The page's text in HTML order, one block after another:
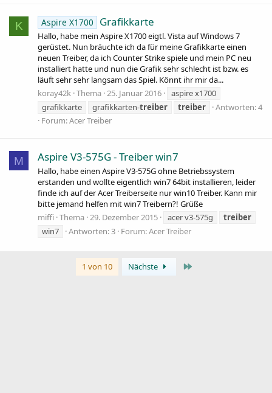
K Aspire X1700 Grafikkarte
Hallo, habe mein Aspire X1700 eigtl. Vista auf Windows 7
gerüstet. Nun bräuchte ich da für meine Grafikkarte einen
neuen Treiber, da ich Counter Strike spiele und mein PC neu
installiert hatte und nun die Grafik sehr schlecht ist bzw. es
läuft sehr sehr langsam das Spiel. Könnt ihr mir da...
koray42k Thema 25. Januar 2016
aspire x1700
grafikkarte
grafikkarten-treiber treiber
Antworten: 4
Forum:Acer Treiber
M Aspire V3-575G - Treiber win7
Hallo, habe einen Aspire V3-575G ohne Betriebssystem
erstanden und wollte eigentlich win7 64bit installieren, leider
finde ich auf der Acer Treiberseite nur win10 Treiber. Kann mir
bitte jemand helfen mit win7 Treibern?! Grüße
miffi Thema 29. Dezember 2015 acer v3-575g
treiber
win7
Antworten: 3 Forum:Acer Treiber
1 von 10 Nächste